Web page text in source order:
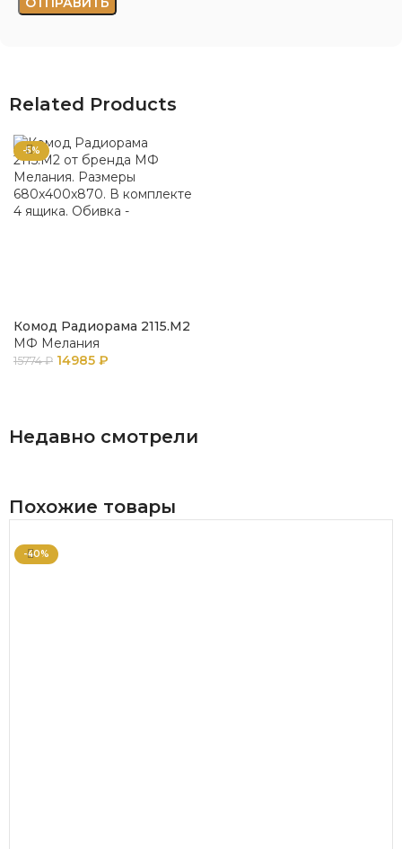
Related Products
-5%
Комод Радиорама 2115.М2
МФ Мелания
15774₽ 14985 ₽
Недавно смотрели
Похожие товары
-40%